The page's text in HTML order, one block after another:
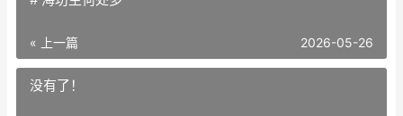
« 上一篇 2026-05-26
没有了！